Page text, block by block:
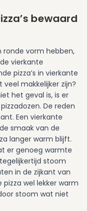
bewaard
ronde vorm hebben,
vierkante
pizza’s in vierkante
makkelijker zijn?
het geval is, is er
De reden
Een vierkante
smaak van de
langer warm blijft.
er genoeg warmte
stoom
in de zijkant van
wel lekker warm
stoom wat niet